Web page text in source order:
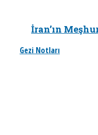
İran’ın
Gezi Notları